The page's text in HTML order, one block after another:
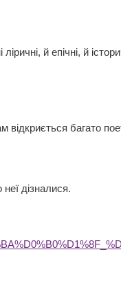
й епічні, й
відкриється багато
дізналися.